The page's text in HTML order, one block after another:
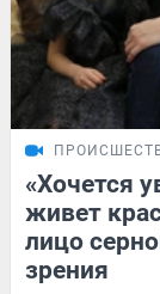
«Хочется
живет
лицо
зрения